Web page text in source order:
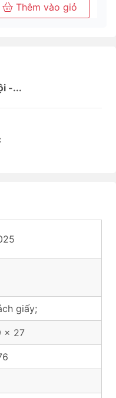
Thêm vào giỏ
-...
giấy;
x 27